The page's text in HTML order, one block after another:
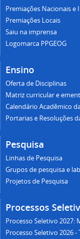
Premiações Nacionais e
Premiações Locais
Saiu na imprensa
Logomarca PPGEOG
Ensino
Oferta de Disciplinas
Matriz curricular e
Calendário Acadêmico
Portarias e Resoluções
Pesquisa
Linhas de Pesquisa
Grupos de pesquisa e
Projetos de Pesquisa
Processos
Processo Seletivo
Processo Seletivo 2026